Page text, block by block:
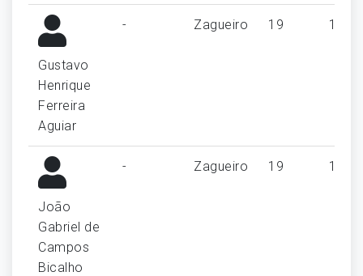
Gustavo
Henrique
Ferreira
Aguiar
- Zagueiro 19 1
João
Gabriel de
Campos
Bicalho
- Zagueiro 19 1